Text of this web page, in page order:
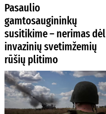
Pasaulio
gamtosaugininkų
susitikime – nerimas dėl
invazinių svetimžemių
rūšių plitimo